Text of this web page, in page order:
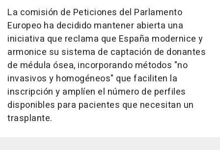
La comisión de Peticiones del Parlamento
Europeo ha decidido mantener abierta una
iniciativa que reclama que España modernice y
armonice su sistema de captación de donantes
de médula ósea, incorporando métodos "no
invasivos y homogéneos" que faciliten la
inscripción y amplíen el número de perfiles
disponibles para pacientes que necesitan un
trasplante.